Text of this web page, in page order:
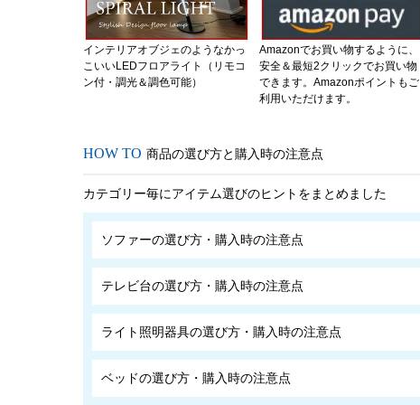
インテリアオブジェのようなかっ
こいいLEDフロアライト（リモコ
ン付・調光＆調色可能）
Amazonでお買い物するように、
安全＆最短2クリックでお買い物
できます。Amazonポイントもご
利用いただけます。
商品の選び方と購入時の注意点
カテゴリー毎にアイテム選びのヒントをまとめました
ソファーの選び方・購入時の注意点
テレビ台の選び方・購入時の注意点
ライト照明器具の選び方・購入時の注意点
ベッドの選び方・購入時の注意点